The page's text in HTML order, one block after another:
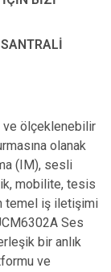
ve ölçeklenebilir
olanak
(IM), sesli
mobilite, tesis
temel iş iletişimi
Ses
bir anlık
ve